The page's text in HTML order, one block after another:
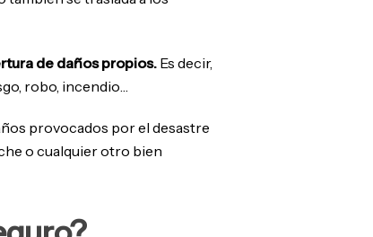
de daños propios.Es decir,
robo, incendio…
provocados por el desastre
o cualquier otro bien